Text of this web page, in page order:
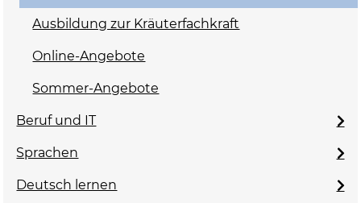
Ausbildung zur Kräuterfachkraft
Online-Angebote
Sommer-Angebote
Beruf und IT
Sprachen
Deutsch lernen